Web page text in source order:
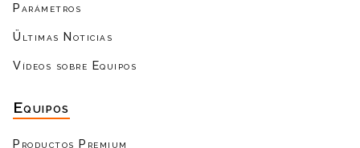
Parámetros
Ültimas Noticias
Vídeos sobre Equipos
Equipos
Productos Premium